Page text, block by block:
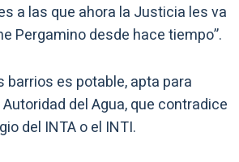
a las que ahora la Justicia les va
Pergamino desde hace tiempo”.
es potable, apta para
del Agua, que contradice
del INTA o el INTI.